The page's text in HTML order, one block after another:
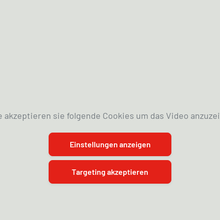
akzeptieren sie folgende Cookies um das Video
Einstellungen anzeigen
Targeting akzeptieren